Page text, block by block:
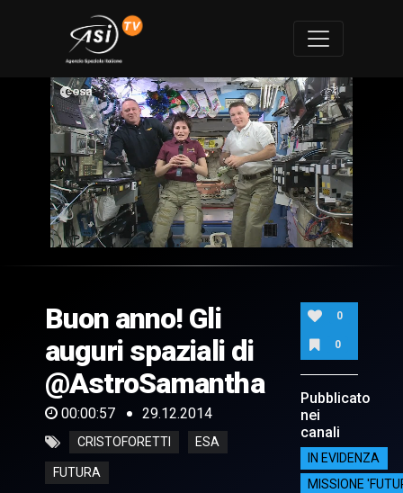
of
Buon anno! Gli
auguri spaziali di
@AstroSamantha
00:00:57 29.12.2014
CRISTOFORETTI ESA
FUTURA
0
0
Pubblicato
nei
canali
IN EVIDENZA
MISSIONE